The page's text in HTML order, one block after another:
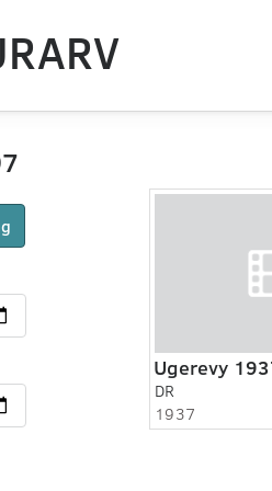
Ugerevy
DR
1937